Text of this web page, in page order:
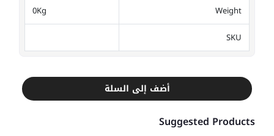
Weight
0Kg
SKU
أضف إلى السلة
Suggested Products